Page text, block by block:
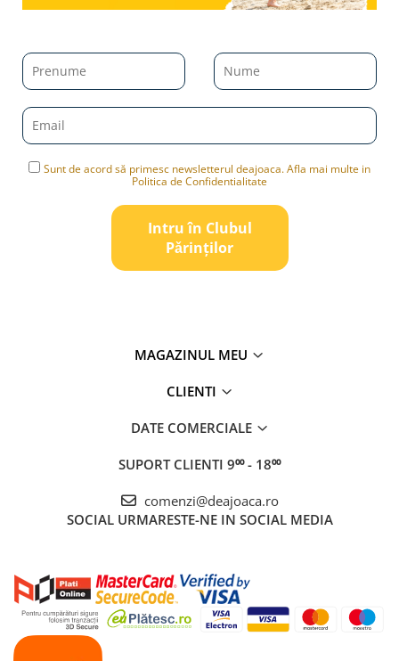
Sunt de acord să primesc newsletterul deajoaca. Afla mai multe in
Politica de Confidentialitate
Intru în Clubul
Pǎrinților
MAGAZINUL MEU
CLIENTI
DATE COMERCIALE
SUPORT CLIENTI 9⁰⁰ - 18⁰⁰
comenzi@deajoaca.ro
SOCIAL URMARESTE-NE IN SOCIAL MEDIA